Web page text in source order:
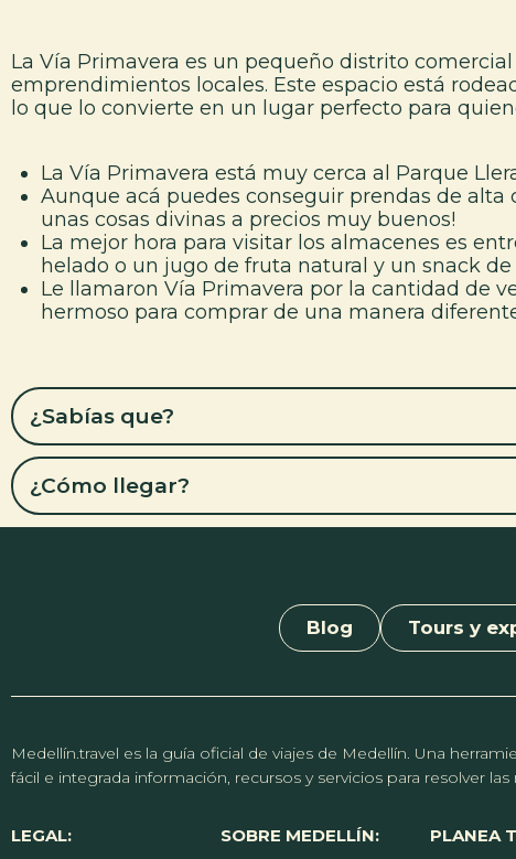
La Vía Primavera es un pequeño distrito
emprendimientos locales. Este espacio está
lo que lo convierte en un lugar perfecto para
La Vía Primavera está muy cerca al Parque
Aunque acá puedes conseguir prendas de alta
unas cosas divinas a precios muy buenos!
La mejor hora para visitar los almacenes es
helado o un jugo de fruta natural y un snack
Le llamaron Vía Primavera por la cantidad de
hermoso para comprar de una manera
¿Sabías que?
¿Cómo llegar?
Blog Tours y
Medellín.travel es la guía oficial de viajes de Medellín. Una
fácil e integrada información, recursos y servicios para resolver
LEGAL: SOBRE MEDELLÍN: PLANEA